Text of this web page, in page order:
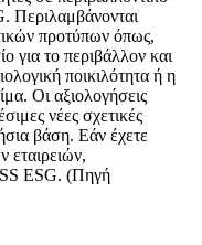
Περιλαμβάνονται
προτύπων όπως,
για το περιβάλλον και
ποικιλότητα ή η
Οι αξιολογήσεις
νέες σχετικές
βάση. Εάν έχετε
εταιρειών,
ESG. (Πηγή